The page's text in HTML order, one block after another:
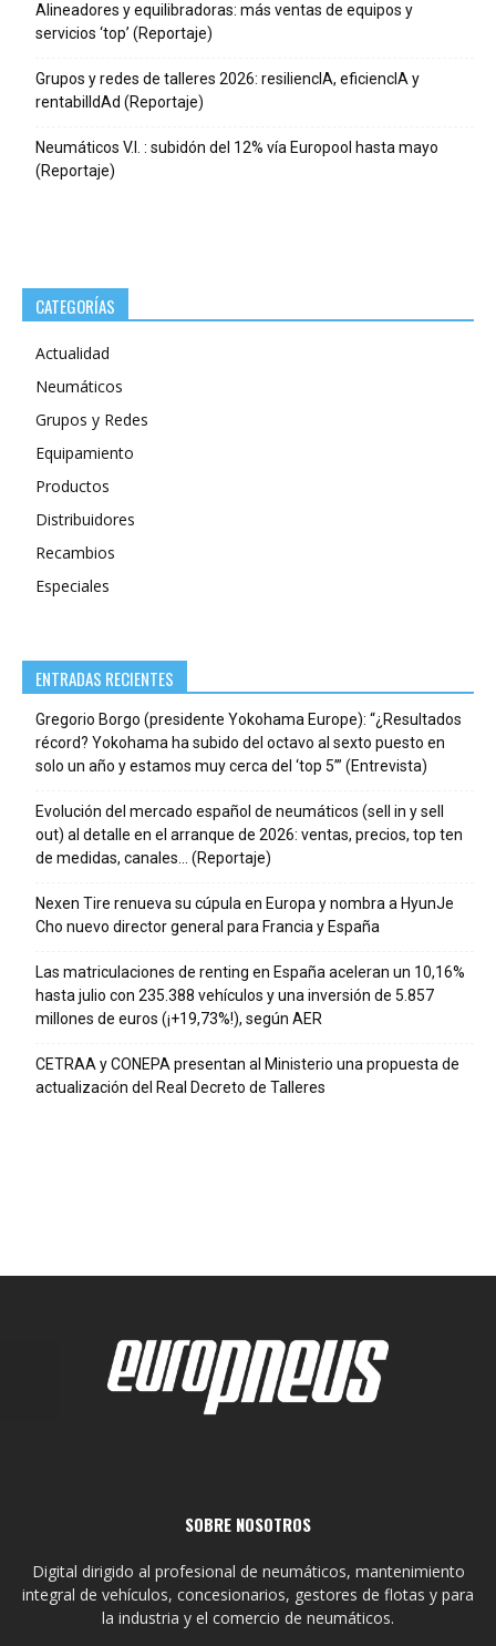
Alineadores y equilibradoras: más ventas de equipos y
servicios ‘top’ (Reportaje)
Grupos y redes de talleres 2026: resiliencIA, eficiencIA y
rentabilIdAd (Reportaje)
Neumáticos V.I. : subidón del 12% vía Europool hasta mayo
(Reportaje)
CATEGORÍAS
Actualidad
Neumáticos
Grupos y Redes
Equipamiento
Productos
Distribuidores
Recambios
Especiales
ENTRADAS RECIENTES
Gregorio Borgo (presidente Yokohama Europe): “¿Resultados
récord? Yokohama ha subido del octavo al sexto puesto en
solo un año y estamos muy cerca del ‘top 5’” (Entrevista)
Evolución del mercado español de neumáticos (sell in y sell
out) al detalle en el arranque de 2026: ventas, precios, top ten
de medidas, canales… (Reportaje)
Nexen Tire renueva su cúpula en Europa y nombra a HyunJe
Cho nuevo director general para Francia y España
Las matriculaciones de renting en España aceleran un 10,16%
hasta julio con 235.388 vehículos y una inversión de 5.857
millones de euros (¡+19,73%!), según AER
CETRAA y CONEPA presentan al Ministerio una propuesta de
actualización del Real Decreto de Talleres
SOBRE NOSOTROS
Digital dirigido al profesional de neumáticos, mantenimiento
integral de vehículos, concesionarios, gestores de flotas y para
la industria y el comercio de neumáticos.